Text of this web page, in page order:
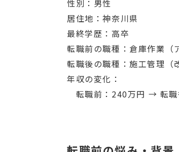
性別：男性
居住地：神奈川県
最終学歴：高卒
転職前の職種：倉庫作業（
転職後の職種：施工管理（
年収の変化：
転職前：240万円 → 転職